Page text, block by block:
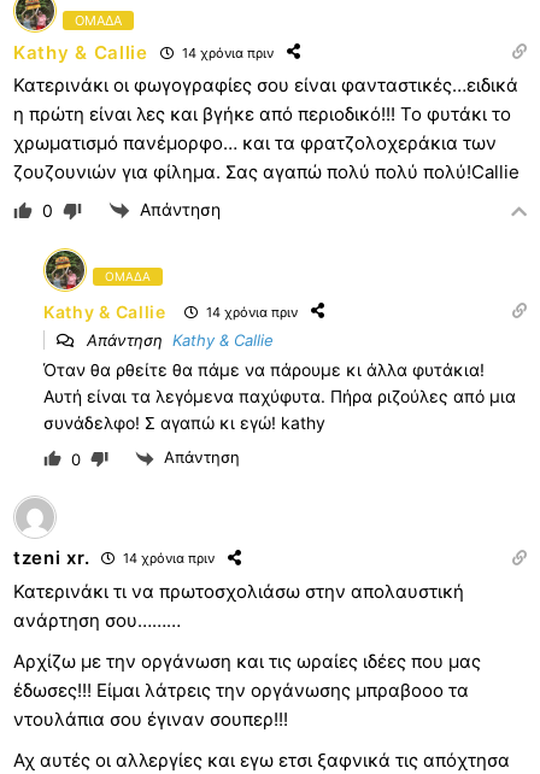
ΟΜΑΔΑ
Kathy & Callie 14 χρόνια πριν
Κατερινάκι οι φωγογραφίες σου είναι φανταστικές…ειδικά
η πρώτη είναι λες και βγήκε από περιοδικό!!! Το φυτάκι το
χρωματισμό πανέμορφο… και τα φρατζολοχεράκια των
ζουζουνιών για φίλημα. Σας αγαπώ πολύ πολύ πολύ!Callie
0 Απάντηση
ΟΜΑΔΑ
Kathy & Callie 14 χρόνια πριν
Απάντηση Kathy & Callie
Όταν θα ρθείτε θα πάμε να πάρουμε κι άλλα φυτάκια!
Αυτή είναι τα λεγόμενα παχύφυτα. Πήρα ριζούλες από μια
συνάδελφο! Σ αγαπώ κι εγώ! kathy
0 Απάντηση
tzeni xr. 14 χρόνια πριν
Κατερινάκι τι να πρωτοσχολιάσω στην απολαυστική
ανάρτηση σου………
Αρχίζω με την οργάνωση και τις ωραίες ιδέες που μας
έδωσες!!! Είμαι λάτρεις την οργάνωσης μπραβοοο τα
ντουλάπια σου έγιναν σουπερ!!!
Αχ αυτές οι αλλεργίες και εγω ετσι ξαφνικά τις απόχτησα